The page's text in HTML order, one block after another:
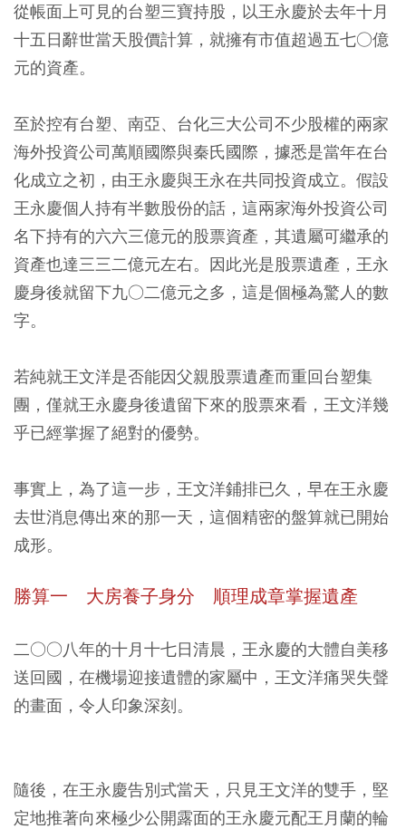
從帳面上可見的台塑三寶持股，以王永慶於去年十月
十五日辭世當天股價計算，就擁有市值超過五七○億
元的資產。
至於控有台塑、南亞、台化三大公司不少股權的兩家
海外投資公司萬順國際與秦氏國際，據悉是當年在台
化成立之初，由王永慶與王永在共同投資成立。假設
王永慶個人持有半數股份的話，這兩家海外投資公司
名下持有的六六三億元的股票資產，其遺屬可繼承的
資產也達三三二億元左右。因此光是股票遺產，王永
慶身後就留下九○二億元之多，這是個極為驚人的數
字。
若純就王文洋是否能因父親股票遺產而重回台塑集
團，僅就王永慶身後遺留下來的股票來看，王文洋幾
乎已經掌握了絕對的優勢。
事實上，為了這一步，王文洋鋪排已久，早在王永慶
去世消息傳出來的那一天，這個精密的盤算就已開始
成形。
勝算一 大房養子身分 順理成章掌握遺產
二○○八年的十月十七日清晨，王永慶的大體自美移
送回國，在機場迎接遺體的家屬中，王文洋痛哭失聲
的畫面，令人印象深刻。
隨後，在王永慶告別式當天，只見王文洋的雙手，堅
定地推著向來極少公開露面的王永慶元配王月蘭的輪